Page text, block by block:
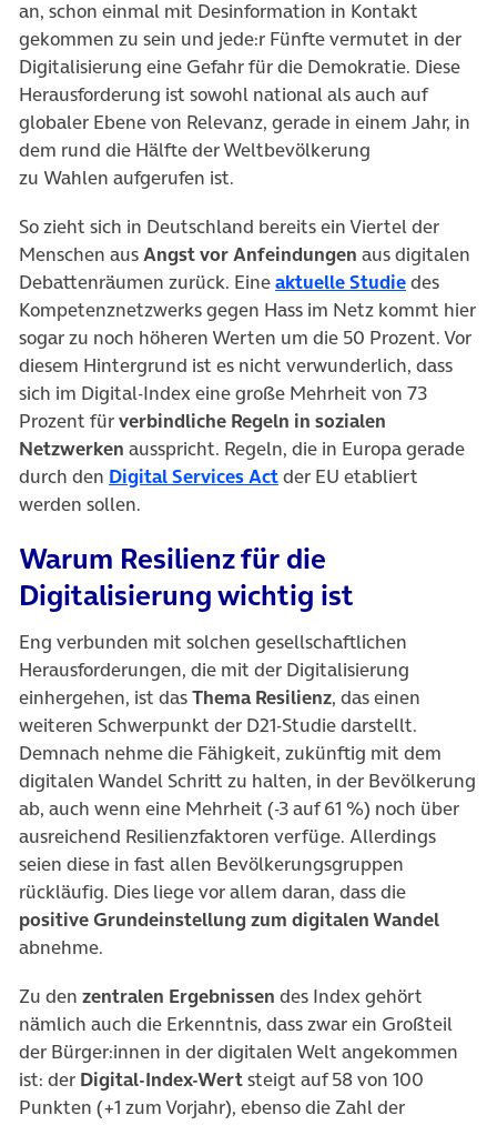
an, schon einmal mit Desinformation in Kontakt
gekommen zu sein und jede:r Fünfte vermutet in der
Digitalisierung eine Gefahr für die Demokratie. Diese
Herausforderung ist sowohl national als auch auf
globaler Ebene von Relevanz, gerade in einem Jahr, in
dem rund die Hälfte der Weltbevölkerung
zu Wahlen aufgerufen ist.
So zieht sich in Deutschland bereits ein Viertel der
Menschen ausAngst vor Anfeindungen aus digitalen
Debattenräumen zurück. Eineaktuelle Studie(öffnet in
des
Kompetenznetzwerks gegen Hass im Netz kommt hier
sogar zu noch höheren Werten um die 50 Prozent. Vor
diesem Hintergrund ist es nicht verwunderlich, dass
sich im Digital-Index eine große Mehrheit von 73
Prozent fürverbindliche Regeln in sozialen
Netzwerken ausspricht. Regeln, die in Europa gerade
durch den Digital Services Act(öffnet in neuem Tab)
der EU etabliert
werden sollen.
Warum Resilienz für die
Digitalisierung wichtig ist
Eng verbunden mit solchen gesellschaftlichen
Herausforderungen, die mit der Digitalisierung
einhergehen, ist dasThema Resilienz, das einen
weiteren Schwerpunkt der D21-Studie darstellt.
Demnach nehme die Fähigkeit, zukünftig mit dem
digitalen Wandel Schritt zu halten, in der Bevölkerung
ab, auch wenn eine Mehrheit (-3 auf 61 %) noch über
ausreichend Resilienzfaktoren verfüge. Allerdings
seien diese in fast allen Bevölkerungsgruppen
rückläufig. Dies liege vor allem daran, dass die
positive Grundeinstellung zum digitalen Wandel
abnehme.
Zu den zentralen Ergebnissen des Index gehört
nämlich auch die Erkenntnis, dass zwar ein Großteil
der Bürger:innen in der digitalen Welt angekommen
ist: der Digital-Index-Wertsteigt auf 58 von 100
Punkten (+1 zum Vorjahr), ebenso die Zahl der